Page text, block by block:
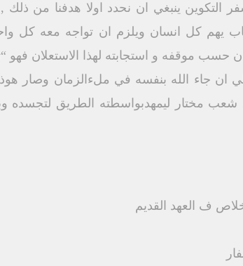
التكوين ينبغي ان نحدد اولا هدفنا من ذلك
يهم كل انسان ويلزم ان تواجه معه كل
حسب موقفه و استجابته لهذا الاستعلان فهو
ان جاء الله بنفسه في ملءالزمان وصار
شعب مختار ليمهدبواسطته الطريق لتجسده
ف العهد القديم